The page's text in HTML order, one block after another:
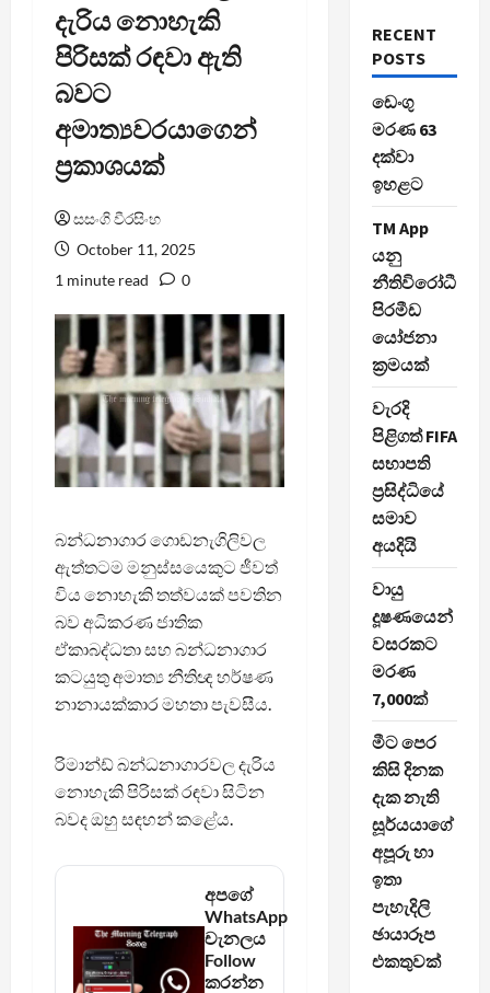
දැරිය නොහැකි
පිරිසක් රඳවා ඇති
බවට
අමාත්‍යවරයාගෙන්
ප්‍රකාශයක්
සසංගි වීරසිංහ
October 11, 2025
1 minute read
0
බන්ධනාගාර ගොඩනැගිලිවල
ඇත්තටම මනුස්සයෙකුට ජීවත්
විය නොහැකි තත්වයක් පවතින
බව අධිකරණ ජාතික
ඒකාබද්ධතා සහ බන්ධනාගාර
කටයුතු අමාත්‍ය නීතිඥ හර්ෂණ
නානායක්කාර මහතා පැවසීය.
රිමාන්ඩ් බන්ධනාගාරවල දැරිය
නොහැකි පිරිසක් රඳවා සිටින
බවද ඔහු සඳහන් කළේය.
අපගේ
WhatsApp
චැනලය
Follow
කරන්න
RECENT
POSTS
ඩෙංගු
මරණ 63
දක්වා
ඉහළට
TM App
යනු
නීතිවිරෝධී
පිරමීඩ
යෝජනා
ක්‍රමයක්
වැරදි
පිළිගත් FIFA
සභාපති
ප්‍රසිද්ධියේ
සමාව
අයදියි
වායු
දූෂණයෙන්
වසරකට
මරණ
7,000ක්
මීට පෙර
කිසි දිනක
දැක නැති
සූර්යයාගේ
අපූරු හා
ඉතා
පැහැදිලි
ඡායාරූප
එකතුවක්